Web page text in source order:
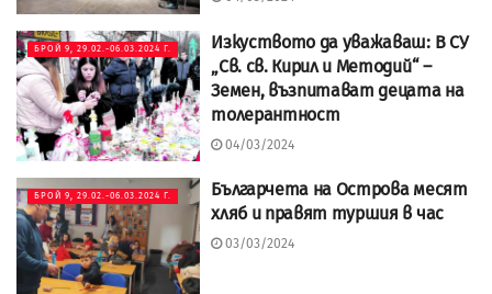
БРОЙ 9, 29.02.-06.03.2024 Г.
Изкуството да уважаваш: В СУ
„Св. св. Кирил и Методий“ –
Земен, възпитават децата на
толерантност
04/03/2024
БРОЙ 9, 29.02.-06.03.2024 Г.
Българчета на Острова месят
хляб и правят туршия в час
03/03/2024